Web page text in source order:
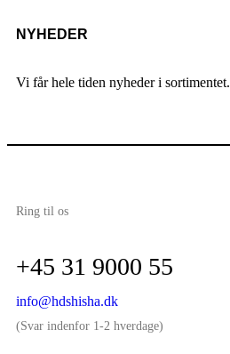
NYHEDER
Vi får hele tiden nyheder i sortimentet.
Ring til os
+45 31 9000 55
info@hdshisha.dk
(Svar indenfor 1-2 hverdage)